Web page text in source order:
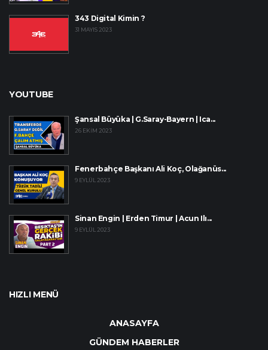
343 Digital Kimin ?
31 MAYIS 2023
YOUTUBE
Şansal Büyüka | G.Saray-Bayern | Ica...
26 EKIM 2023
Fenerbahçe Başkanı Ali Koç, Olağanüs...
9 EYLÜL 2023
Sinan Engin | Erden Timur | Acun Ilı...
9 EYLÜL 2023
HIZLI MENÜ
ANASAYFA
GÜNDEM HABERLER